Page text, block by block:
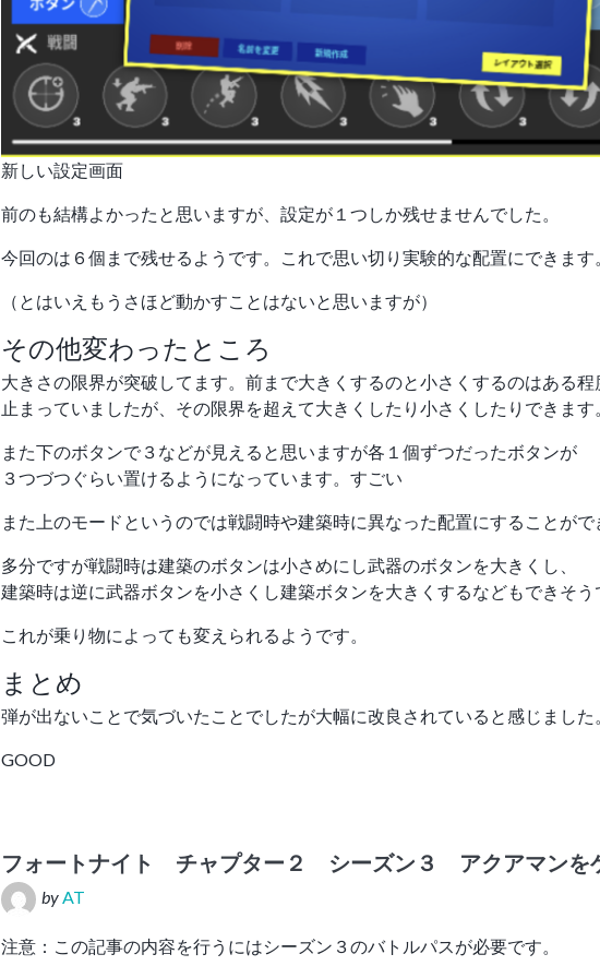
新しい設定画面
前のも結構よかったと思いますが、設定が１つしか残せませんでした。
今回のは６個まで残せるようです。これで思い切り実験的な配置にできます
（とはいえもうさほど動かすことはないと思いますが）
その他変わったところ
大きさの限界が突破してます。前まで大きくするのと小さくするのはある
止まっていましたが、その限界を超えて大きくしたり小さくしたりできます
また下のボタンで３などが見えると思いますが各１個ずつだったボタンが
３つづつぐらい置けるようになっています。すごい
また上のモードというのでは戦闘時や建築時に異なった配置にすることが
多分ですが戦闘時は建築のボタンは小さめにし武器のボタンを大きくし、
建築時は逆に武器ボタンを小さくし建築ボタンを大きくするなどもできそう
これが乗り物によっても変えられるようです。
まとめ
弾が出ないことで気づいたことでしたが大幅に改良されていると感じました
GOOD
フォートナイト チャプター２ シーズン３ アクアマンを
byAT
注意：この記事の内容を行うにはシーズン３のバトルパスが必要です。